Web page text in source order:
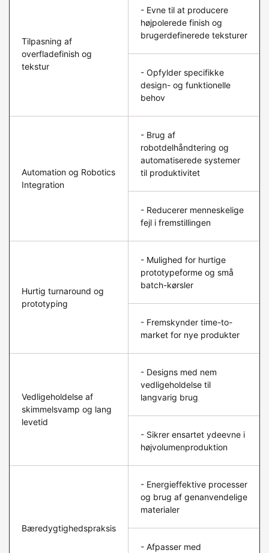
Tilpasning af
overfladefinish og
tekstur
- Evne til at producere
højpolerede finish og
brugerdefinerede teksturer
- Opfylder specifikke
design- og funktionelle
behov
Automation og Robotics
Integration
- Brug af
robotdelhåndtering og
automatiserede systemer
til produktivitet
- Reducerer menneskelige
fejl i fremstillingen
Hurtig turnaround og
prototyping
- Mulighed for hurtige
prototypeforme og små
batch-kørsler
- Fremskynder time-to-
market for nye produkter
Vedligeholdelse af
skimmelsvamp og lang
levetid
- Designs med nem
vedligeholdelse til
langvarig brug
- Sikrer ensartet ydeevne i
højvolumenproduktion
Bæredygtighedspraksis
- Energieffektive processer
og brug af genanvendelige
materialer
- Afpasser med